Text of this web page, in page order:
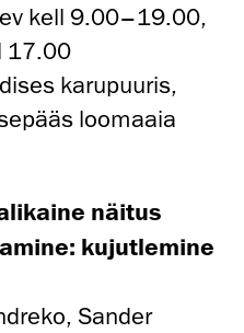
kell 9.00–19.00,
17.00
karupuuris,
loomaaia
näitus
kujutlemine
Sander